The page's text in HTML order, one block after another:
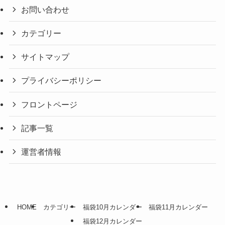
お問い合わせ
カテゴリー
サイトマップ
プライバシーポリシー
フロントページ
記事一覧
運営者情報
HOME カテゴリー 福袋10月カレンダー
福袋11月カレンダー
福袋12月カレンダー